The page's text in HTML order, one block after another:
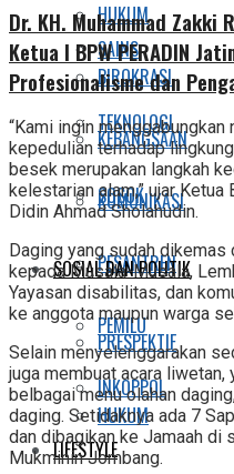
HUKUM
BIROKRASI
KEBANGSAAN
KOMUNIKASI
PESANTREN
PEMILU
INKOPPOL
LIFESTYLE
SAINS
TEKNOLOGI
SOSOK
SOSIAL DAN POLITIK
PRESPEKTIF
HUKUM
Dr. KH. Muhammad
Ketua I BPW PERADIN
Profesionalisme dan
“Kami ingin
kepedulian terhadap
besek merupakan langkah
kelestarian alam,” ujar
Didin Ahmad Sholahudin.
Daging yang sudah
kepada Musala-Musala,
Yayasan disabilitas, dan
ke anggota maupun warga
Selain menyelenggarakan
juga membuat acara
belbagai menu olahan
daging. Setidaknya ada 7
dan dibagikan ke Jamaah di
Mukminin Jombang.